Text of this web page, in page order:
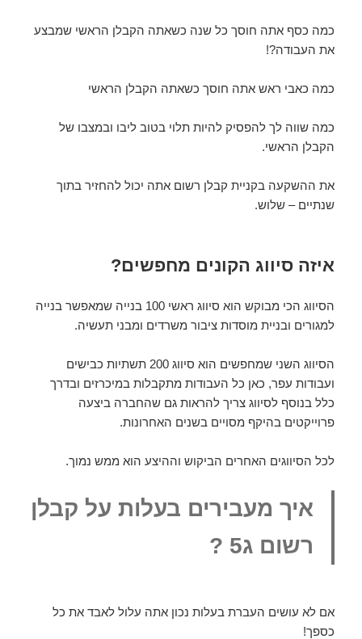
כמה כסף אתה חוסך כל שנה כשאתה הקבלן הראשי שמבצע
את העבודה?!
כמה כאבי ראש אתה חוסך כשאתה הקבלן הראשי
כמה שווה לך להפסיק להיות תלוי בטוב ליבו ובמצבו של
הקבלן הראשי.
את ההשקעה בקניית קבלן רשום אתה יכול להחזיר בתוך
שנתיים – שלוש.
איזה סיווג הקונים מחפשים?
הסיווג הכי מבוקש הוא סיווג ראשי 100 בנייה שמאפשר בנייה
למגורים ובניית מוסדות ציבור משרדים ומבני תעשיה.
הסיווג השני שמחפשים הוא סיווג 200 תשתיות כבישים
ועבודות עפר, כאן כל העבודות מתקבלות במיכרזים ובדרך
כלל בנוסף לסיווג צריך להראות גם שהחברה ביצעה
פרוייקטים בהיקף מסויים בשנים האחרונות.
לכל הסיווגים האחרים הביקוש וההיצע הוא ממש נמוך.
איך מעבירים בעלות על קבלן
רשום ג5 ?
אם לא עושים העברת בעלות נכון אתה עלול לאבד את כל
כספך!